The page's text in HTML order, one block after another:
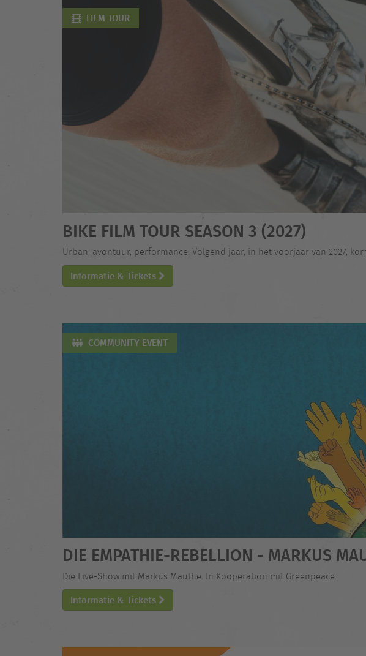
FILM TOUR
BIKE FILM TOUR SEASON 3 (2027)
Urban, avontuur, performance. Volgend jaar, in het voorjaar van 2027,
Informatie & Tickets
COMMUNITY EVENT
DIE EMPATHIE-REBELLION - MARKUS
Die Live-Show mit Markus Mauthe. In Kooperation mit Greenpeace.
Informatie & Tickets